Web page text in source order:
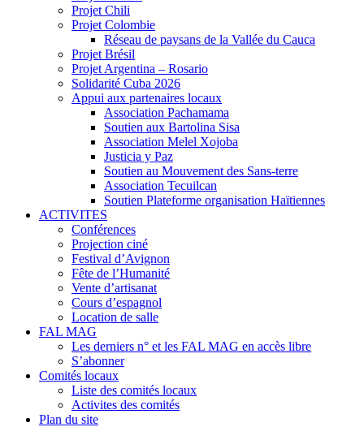
Projet Chili
Projet Colombie
Réseau de paysans de la Vallée du Cauca
Projet Brésil
Projet Argentina – Rosario
Solidarité Cuba 2026
Appui aux partenaires locaux
Association Pachamama
Soutien aux Bartolina Sisa
Association Melel Xojoba
Justicia y Paz
Soutien au Mouvement des Sans-terre
Association Tecuilcan
Soutien Plateforme organisation Haïtiennes
ACTIVITES
Conférences
Projection ciné
Festival d’Avignon
Fête de l’Humanité
Vente d’artisanat
Cours d’espagnol
Location de salle
FAL MAG
Les derniers n° et les FAL MAG en accès libre
S’abonner
Comités locaux
Liste des comités locaux
Activites des comités
Plan du site